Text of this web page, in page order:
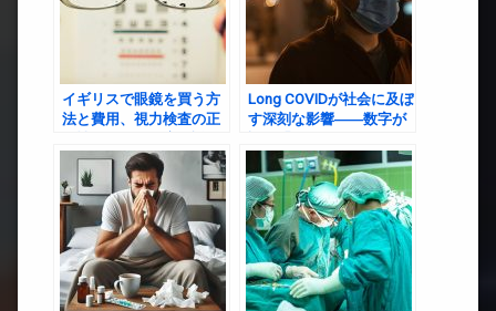
イギリスで眼鏡を買う方
法と費用、視力検査の正
Long COVIDが社会に及ぼ
す深刻な影響――数字が
ック」の現実